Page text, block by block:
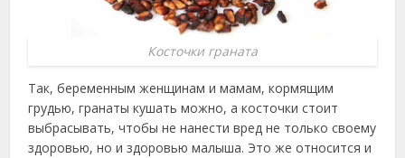
Косточки граната
Так, беременным женщинам и мамам, кормящим
грудью, гранаты кушать можно, а косточки стоит
выбрасывать, чтобы не нанести вред не только своему
здоровью, но и здоровью малыша. Это же относится и